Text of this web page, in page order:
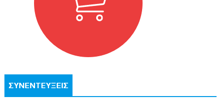
ΣΥΝΕΝΤΕΥΞΕΙΣ